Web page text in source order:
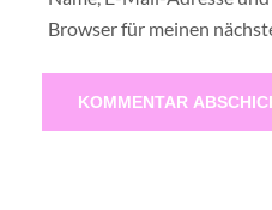
Browser für meinen